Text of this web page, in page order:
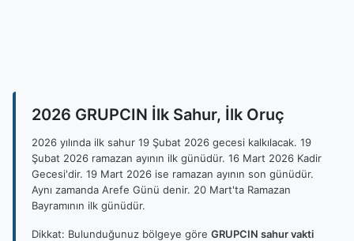
2026 GRUPCIN İlk Sahur, İlk Oruç
2026 yılında ilk sahur 19 Şubat 2026 gecesi kalkılacak. 19
Şubat 2026 ramazan ayının ilk günüdür. 16 Mart 2026 Kadir
Gecesi'dir. 19 Mart 2026 ise ramazan ayının son günüdür.
Aynı zamanda Arefe Günü denir. 20 Mart'ta Ramazan
Bayramının ilk günüdür.
Dikkat: Bulunduğunuz bölgeye göre GRUPCIN sahur vakti